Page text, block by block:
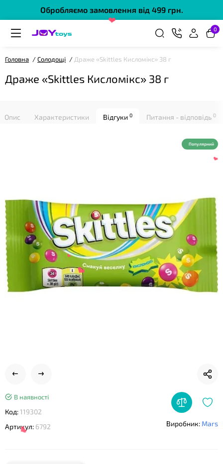
Обробляємо замовлення від 499 грн.
0
Головна Солодощі Драже «Skittles Кисломікс» 38 г
Драже «Skittles Кисломікс» 38 г
Опис Характеристики Відгуки 0 Питання - відповідь 0
Популярний
В наявності
Код:119302
Артикул: 6792 Виробник: Mars
❤
❤